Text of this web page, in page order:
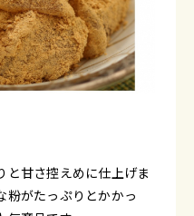
と甘さ控えめに仕上げま
粉がたっぷりとかかっ